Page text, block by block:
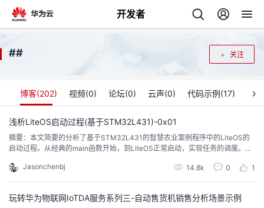
开发者
回
个
人
主
我
的
关注
##
博客(202) 视频(0) 论坛(0) 云声(0) 代码示例(17)
浅析LiteOS启动过程(基于STM32L431)-0x01
摘要：本文简要的分析了基于STM32L431的智慧农业案例程序中的LiteOS的
启动过程。从经典的main函数开始，到LiteOS正常启动，实现任务的调度。通
过程中的问题排查，有助于在其他芯片上顺利移植LiteOS。1.从主函数main()进
入在嵌入式C语言程序中，程序通常从main函数开始执行。在没有操作系统的...
Jasonchenbj 14.8k 0 1
玩转华为物联网IoTDA服务系列三-自动售货机销售分析场景示例